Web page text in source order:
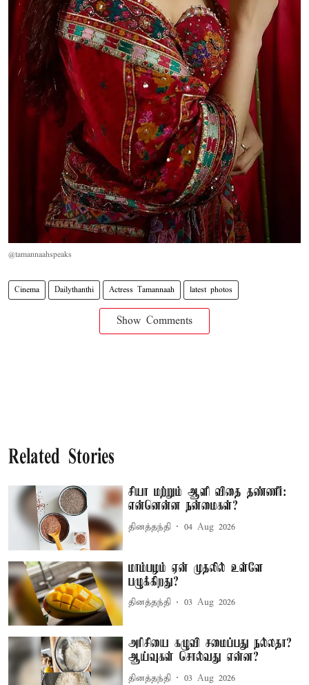
@tamannaahspeaks
Cinema Dailythanthi Actress Tamannaah latest photos
Show Comments
Related Stories
சியா மற்றும் ஆளி விதை தண்ணீர்:
என்னென்ன நன்மைகள்?
தினத்தந்தி 04 Aug 2026
மாம்பழம் ஏன் முதலில் உள்ளே
பழுக்கிறது?
தினத்தந்தி 03 Aug 2026
அரிசியை கழுவி சமைப்பது நல்லதா?
ஆய்வுகள் சொல்வது என்ன?
தினத்தந்தி 03 Aug 2026